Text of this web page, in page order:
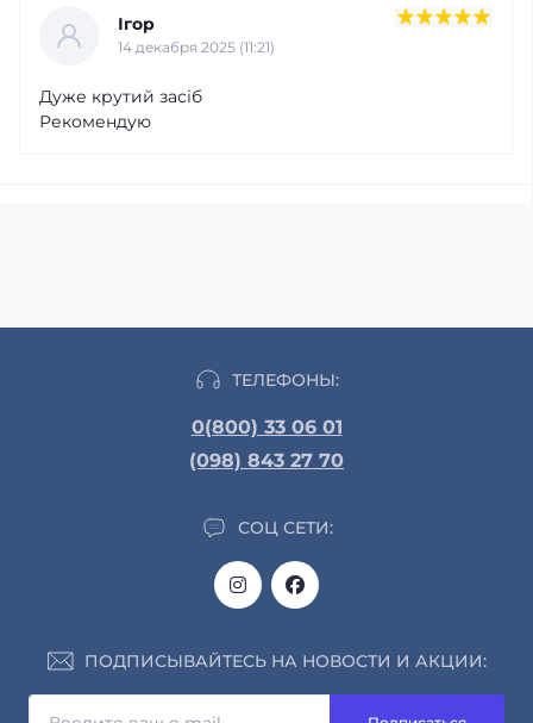
Ігор
14 декабря 2025 (11:21)
Дуже крутий засіб
Рекомендую
ТЕЛЕФОНЫ:
0(800) 33 06 01
(098) 843 27 70
СОЦ СЕТИ:
ПОДПИСЫВАЙТЕСЬ НА НОВОСТИ И АКЦИИ: